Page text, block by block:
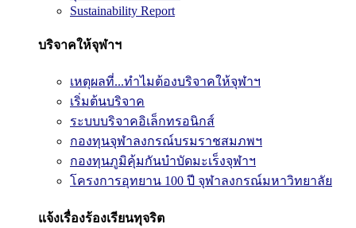
Sustainability Report
บริจาคให้จุฬาฯ
เหตุผลที่...ทำไมต้องบริจาคให้จุฬาฯ
เริ่มต้นบริจาค
ระบบบริจาคอิเล็กทรอนิกส์
กองทุนจุฬาลงกรณ์บรมราชสมภพฯ
กองทุนภูมิคุ้มกันบำบัดมะเร็งจุฬาฯ
โครงการอุทยาน 100 ปี จุฬาลงกรณ์มหาวิทยาลัย
แจ้งเรื่องร้องเรียนทุจริต